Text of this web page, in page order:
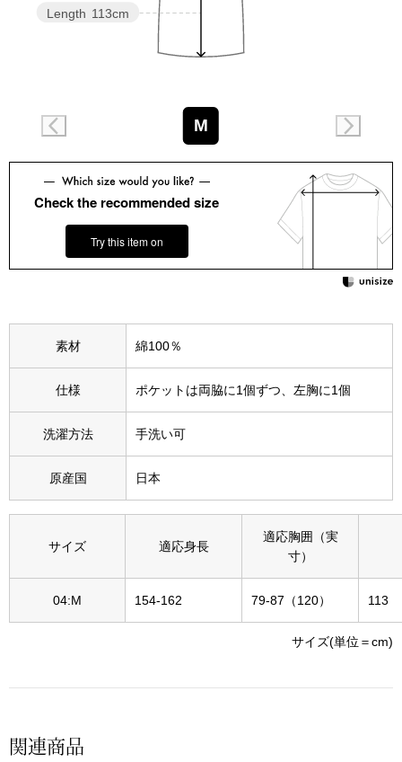
Miss Kyouko／ミスキョウコ
ランド
ビー すべて見る
ブーツ
サンダル
財布／小物
革小物
ウオッチ／ア
ウオッチ
ネックレス
Length 113cm
M
Check the recommended size
Try this item on
素材 綿100％
仕様 ポケットは両脇に1個ずつ、左胸に1個
洗濯方法 手洗い可
原産国 日本
サイズ 適応身長
適応胸囲（実
寸）
04:M 154-162 79-87（120） 113
サイズ(単位＝cm)
関連商品